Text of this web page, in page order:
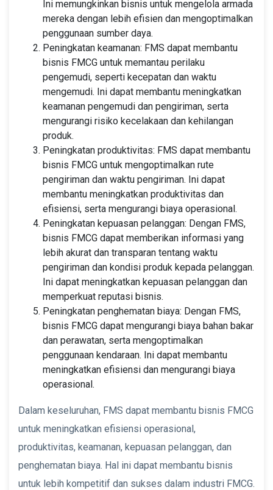
Ini memungkinkan bisnis untuk mengelola armada
mereka dengan lebih efisien dan mengoptimalkan
penggunaan sumber daya.
Peningkatan keamanan: FMS dapat membantu
bisnis FMCG untuk memantau perilaku
pengemudi, seperti kecepatan dan waktu
mengemudi. Ini dapat membantu meningkatkan
keamanan pengemudi dan pengiriman, serta
mengurangi risiko kecelakaan dan kehilangan
produk.
Peningkatan produktivitas: FMS dapat membantu
bisnis FMCG untuk mengoptimalkan rute
pengiriman dan waktu pengiriman. Ini dapat
membantu meningkatkan produktivitas dan
efisiensi, serta mengurangi biaya operasional.
Peningkatan kepuasan pelanggan: Dengan FMS,
bisnis FMCG dapat memberikan informasi yang
lebih akurat dan transparan tentang waktu
pengiriman dan kondisi produk kepada pelanggan.
Ini dapat meningkatkan kepuasan pelanggan dan
memperkuat reputasi bisnis.
Peningkatan penghematan biaya: Dengan FMS,
bisnis FMCG dapat mengurangi biaya bahan bakar
dan perawatan, serta mengoptimalkan
penggunaan kendaraan. Ini dapat membantu
meningkatkan efisiensi dan mengurangi biaya
operasional.
Dalam keseluruhan, FMS dapat membantu bisnis FMCG
untuk meningkatkan efisiensi operasional,
produktivitas, keamanan, kepuasan pelanggan, dan
penghematan biaya. Hal ini dapat membantu bisnis
untuk lebih kompetitif dan sukses dalam industri FMCG.